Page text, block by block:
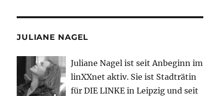
JULIANE NAGEL
Juliane Nagel ist seit Anbeginn im
linXXnet aktiv. Sie ist Stadträtin
für DIE LINKE in Leipzig und seit